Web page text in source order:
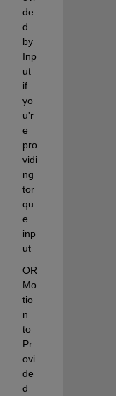
de
d
by
Inp
ut
if
yo
u'r
e
pro
vidi
ng
tor
qu
e
inp
ut
OR
Mo
tio
n
to
Pr
ovi
de
d